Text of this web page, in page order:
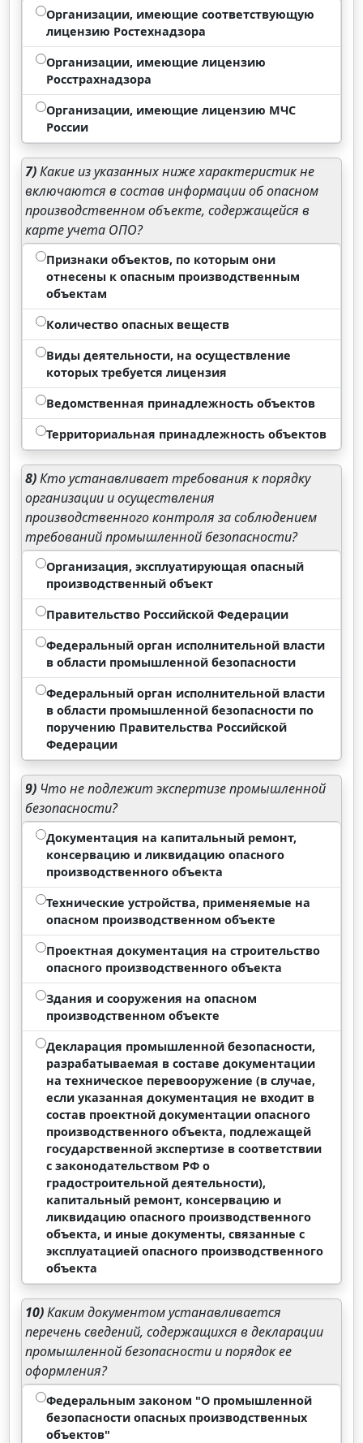
Организации, имеющие соответствующую
лицензию Ростехнадзора
Организации, имеющие лицензию
Росстрахнадзора
Организации, имеющие лицензию МЧС
России
7)Какие из указанных ниже характеристик не
включаются в состав информации об опасном
производственном объекте, содержащейся в
карте учета ОПО?
Признаки объектов, по которым они
отнесены к опасным производственным
объектам
Количество опасных веществ
Виды деятельности, на осуществление
которых требуется лицензия
Ведомственная принадлежность объектов
Территориальная принадлежность объектов
8)Кто устанавливает требования к порядку
организации и осуществления
производственного контроля за соблюдением
требований промышленной безопасности?
Организация, эксплуатирующая опасный
производственный объект
Правительство Российской Федерации
Федеральный орган исполнительной власти
в области промышленной безопасности
Федеральный орган исполнительной власти
в области промышленной безопасности по
поручению Правительства Российской
Федерации
9) Что не подлежит экспертизе промышленной
безопасности?
Документация на капитальный ремонт,
консервацию и ликвидацию опасного
производственного объекта
Технические устройства, применяемые на
опасном производственном объекте
Проектная документация на строительство
опасного производственного объекта
Здания и сооружения на опасном
производственном объекте
Декларация промышленной безопасности,
разрабатываемая в составе документации
на техническое перевооружение (в случае,
если указанная документация не входит в
состав проектной документации опасного
производственного объекта, подлежащей
государственной экспертизе в соответствии
с законодательством РФ о
градостроительной деятельности),
капитальный ремонт, консервацию и
ликвидацию опасного производственного
объекта, и иные документы, связанные с
эксплуатацией опасного производственного
объекта
10)Каким документом устанавливается
перечень сведений, содержащихся в декларации
промышленной безопасности и порядок ее
оформления?
Федеральным законом "О промышленной
безопасности опасных производственных
объектов"